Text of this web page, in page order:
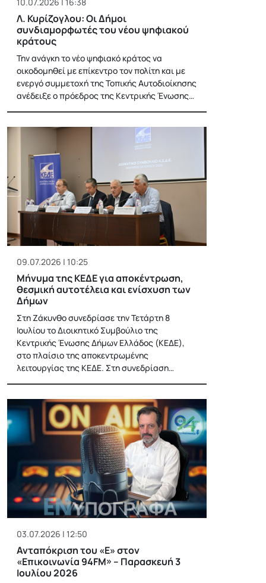
Λ. Κυρίζογλου: Οι Δήμοι
συνδιαμορφωτές του νέου ψηφιακού
κράτους
Την ανάγκη το νέο ψηφιακό κράτος να
οικοδομηθεί με επίκεντρο τον πολίτη και με
ενεργό συμμετοχή της Τοπικής Αυτοδιοίκησης
ανέδειξε ο πρόεδρος της Κεντρικής Ένωσης…
09.07.2026 | 10:25
Μήνυμα της ΚΕΔΕ για αποκέντρωση,
θεσμική αυτοτέλεια και ενίσχυση των
Δήμων
Στη Ζάκυνθο συνεδρίασε την Τετάρτη 8
Ιουλίου το Διοικητικό Συμβούλιο της
Κεντρικής Ένωσης Δήμων Ελλάδος (ΚΕΔΕ),
στο πλαίσιο της αποκεντρωμένης
λειτουργίας της ΚΕΔΕ. Στη συνεδρίαση…
03.07.2026 | 12:50
Ανταπόκριση του «Ε» στον
«Επικοινωνία 94FM» – Παρασκευή 3
Ιουλίου 2026